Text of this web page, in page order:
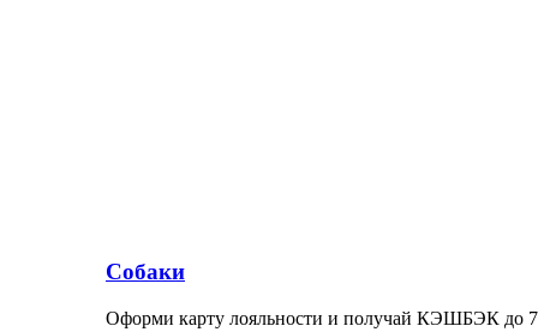
Собаки
Оформи карту лояльности и получай КЭШБЭК до